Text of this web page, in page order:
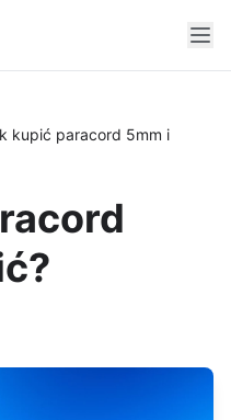
kupić paracord 5mm i